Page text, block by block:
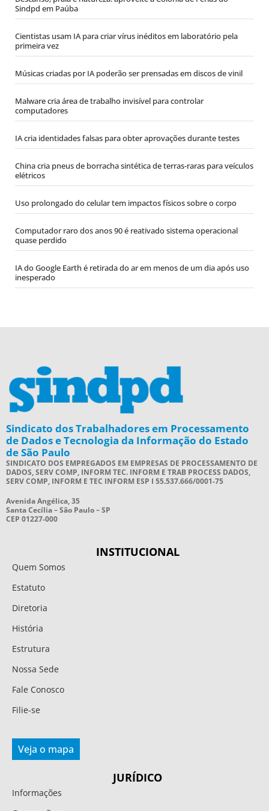
Sindpd em Paúba
Cientistas usam IA para criar vírus inéditos em laboratório pela
primeira vez
Músicas criadas por IA poderão ser prensadas em discos de vinil
Malware cria área de trabalho invisível para controlar
computadores
IA cria identidades falsas para obter aprovações durante testes
China cria pneus de borracha sintética de terras-raras para veículos
elétricos
Uso prolongado do celular tem impactos físicos sobre o corpo
Computador raro dos anos 90 é reativado sistema operacional
quase perdido
IA do Google Earth é retirada do ar em menos de um dia após uso
inesperado
Sindicato dos Trabalhadores em Processamento
de Dados e Tecnologia da Informação do Estado
de São Paulo
SINDICATO DOS EMPREGADOS EM EMPRESAS DE PROCESSAMENTO DE
DADOS, SERV COMP, INFORM TEC. INFORM E TRAB PROCESS DADOS,
SERV COMP, INFORM E TEC INFORM ESP I 55.537.666/0001-75
Avenida Angélica, 35
Santa Cecília – São Paulo – SP
CEP 01227-000
INSTITUCIONAL
Quem Somos
Estatuto
Diretoria
História
Estrutura
Nossa Sede
Fale Conosco
Filie-se
Veja o mapa
JURÍDICO
Informações